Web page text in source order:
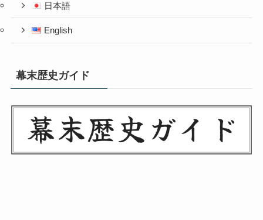
日本語
English
幕末歴史ガイド